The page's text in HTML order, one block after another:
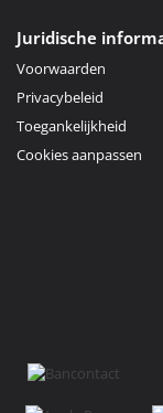
Juridische
Voorwaarden
Privacybeleid
Toegankelijkheid
Cookies aanpassen